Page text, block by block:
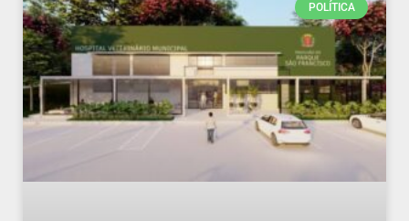
POLÍTICA